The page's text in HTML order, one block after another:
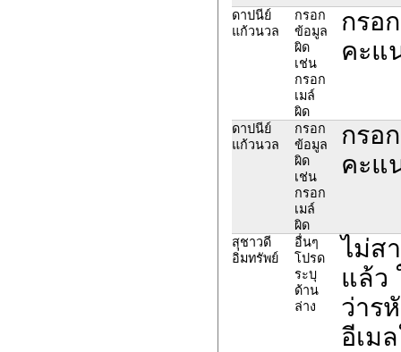
ดาปนีย์
แก้วนวล
กรอก
ข้อมูล
ผิด
เช่น
กรอก
เมล์
ผิด
กรอ
คะแ
ดาปนีย์
แก้วนวล
กรอก
ข้อมูล
ผิด
เช่น
กรอก
เมล์
ผิด
กรอ
คะแ
สุชาวดี
อิ่มทรัพย์
อื่นๆ
โปรด
ระบุ
ด้าน
ล่าง
ไม่ส
แล้ว
ว่าร
อีเม